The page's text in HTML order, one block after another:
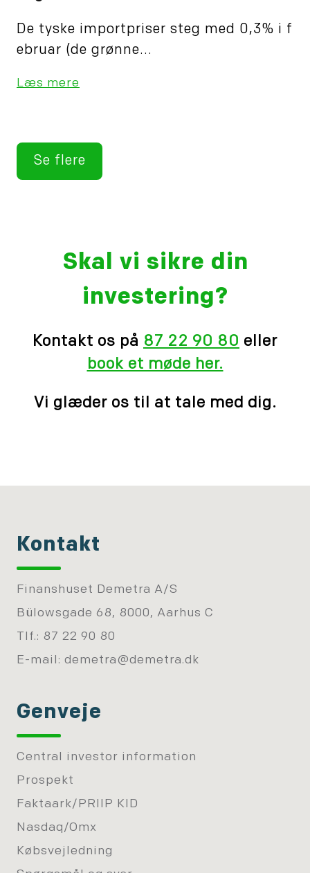
De tyske importpriser steg med 0,3% i f
ebruar (de grønne...
Læs mere
Se flere
Skal vi sikre din
investering?
Kontakt os på 87 22 90 80 eller
book et møde her.
Vi glæder os til at tale med dig.
Kontakt
Finanshuset Demetra A/S
Bülowsgade 68, 8000, Aarhus C
Tlf.: 87 22 90 80
E-mail: demetra@demetra.dk
Genveje
Central investor information
Prospekt
Faktaark/PRIIP KID
Nasdaq/Omx
Købsvejledning